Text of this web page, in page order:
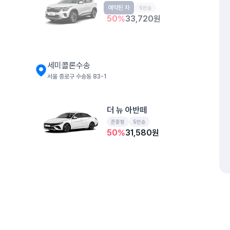
소형SUV 5인승
50%33,720원
예약된 차
세미콜론수송
서울 종로구 수송동 83-1
더 뉴 아반떼
준중형 5인승
50%31,580원